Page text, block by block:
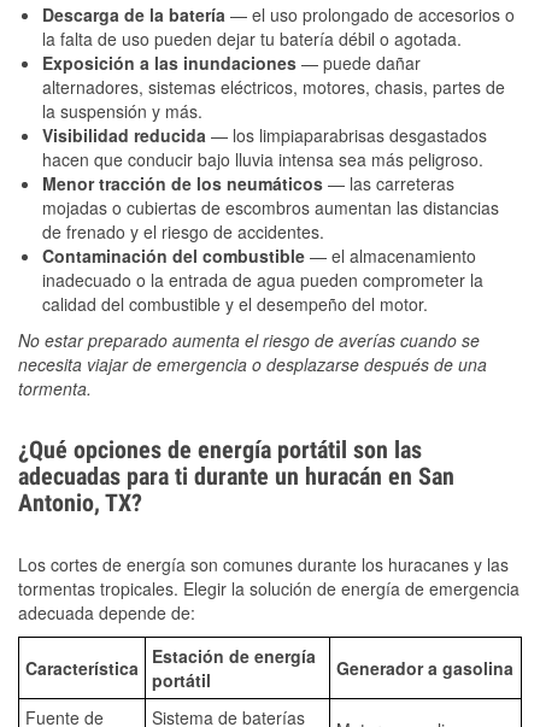
Descarga de la batería — el uso prolongado de accesorios o
la falta de uso pueden dejar tu batería débil o agotada.
Exposición a las inundaciones — puede dañar
alternadores, sistemas eléctricos, motores, chasis, partes de
la suspensión y más.
Visibilidad reducida — los limpiaparabrisas desgastados
hacen que conducir bajo lluvia intensa sea más peligroso.
Menor tracción de los neumáticos — las carreteras
mojadas o cubiertas de escombros aumentan las distancias
de frenado y el riesgo de accidentes.
Contaminación del combustible — el almacenamiento
inadecuado o la entrada de agua pueden comprometer la
calidad del combustible y el desempeño del motor.
No estar preparado aumenta el riesgo de averías cuando se
necesita viajar de emergencia o desplazarse después de una
tormenta.
¿Qué opciones de energía portátil son las
adecuadas para ti durante un huracán en San
Antonio, TX?
Los cortes de energía son comunes durante los huracanes y las
tormentas tropicales. Elegir la solución de energía de emergencia
adecuada depende de:
Característica
Estación de energía
portátil
Generador a gasolina
Fuente de Sistema de baterías